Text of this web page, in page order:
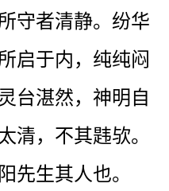
守者清静。纷华
启于内，纯纯闷
台湛然，神明自
清，不其韪欤。
先生其人也。